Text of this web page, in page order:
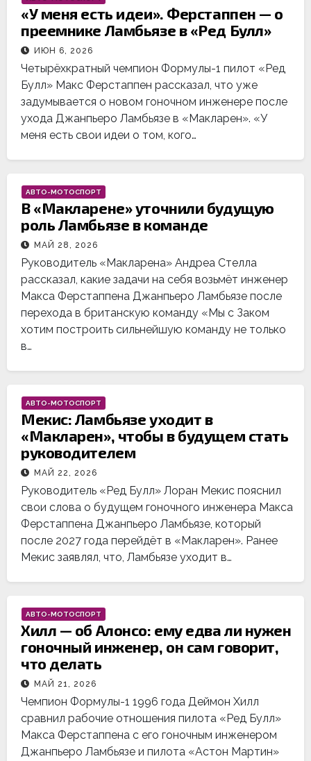
«У меня есть идеи». Ферстаппен — о
преемнике Ламбьязе в «Ред Булл»
ИЮН 6, 2026
Четырёхкратный чемпион Формулы-1 пилот «Ред
Булл» Макс Ферстаппен рассказал, что уже
задумывается о новом гоночном инженере после
ухода Джанпьеро Ламбьязе в «Макларен». «У
меня есть свои идеи о том, кого…
АВТО-МОТОСПОРТ
В «Макларене» уточнили будущую
роль Ламбьязе в команде
МАЙ 28, 2026
Руководитель «Макларена» Андреа Стелла
рассказал, какие задачи на себя возьмёт инженер
Макса Ферстаппена Джанпьеро Ламбьязе после
перехода в британскую команду «Мы с Заком
хотим построить сильнейшую команду не только
в…
АВТО-МОТОСПОРТ
Мекис: Ламбьязе уходит в
«Макларен», чтобы в будущем стать
руководителем
МАЙ 22, 2026
Руководитель «Ред Булл» Лоран Мекис пояснил
свои слова о будущем гоночного инженера Макса
Ферстаппена Джанпьеро Ламбьязе, который
после 2027 года перейдёт в «Макларен». Ранее
Мекис заявлял, что, Ламбьязе уходит в…
АВТО-МОТОСПОРТ
Хилл — об Алонсо: ему едва ли нужен
гоночный инженер, он сам говорит,
что делать
МАЙ 21, 2026
Чемпион Формулы-1 1996 года Деймон Хилл
сравнил рабочие отношения пилота «Ред Булл»
Макса Ферстаппена с его гоночным инженером
Джанпьеро Ламбьязе и пилота «Астон Мартин»